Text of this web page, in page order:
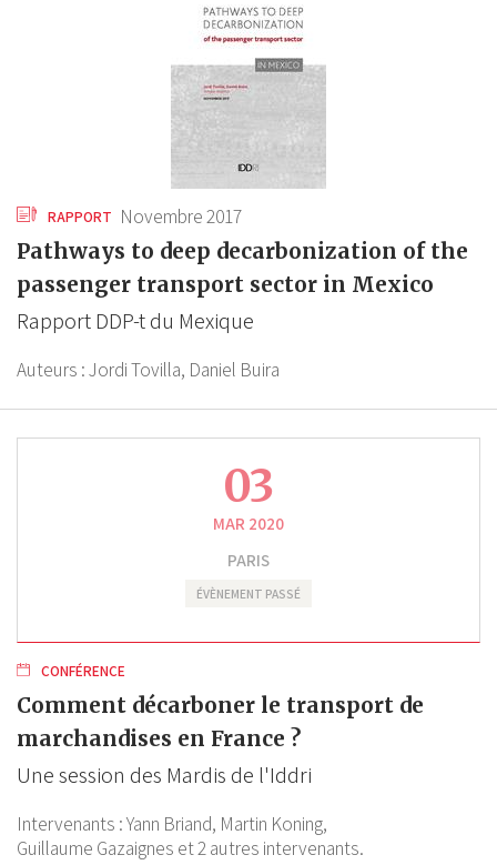
RAPPORT Novembre 2017
Pathways to deep decarbonization of the
passenger transport sector in Mexico
Rapport DDP-t du Mexique
Auteurs :Jordi Tovilla, Daniel Buira
03
MAR 2020
PARIS
ÉVÈNEMENT PASSÉ
CONFÉRENCE
Comment décarboner le transport de
marchandises en France ?
Une session des Mardis de l'Iddri
Intervenants :Yann Briand, Martin Koning,
Guillaume Gazaignes et 2 autres intervenants.